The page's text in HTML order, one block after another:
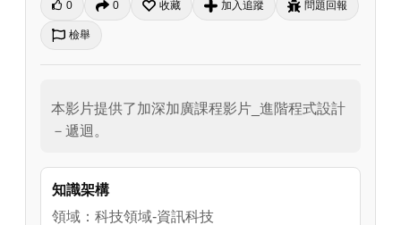
0 0 收藏 加入追蹤 問題回報
檢舉
本影片提供了加深加廣課程影片_進階程式設計
－遞迴。
知識架構
領域：科技領域-資訊科技